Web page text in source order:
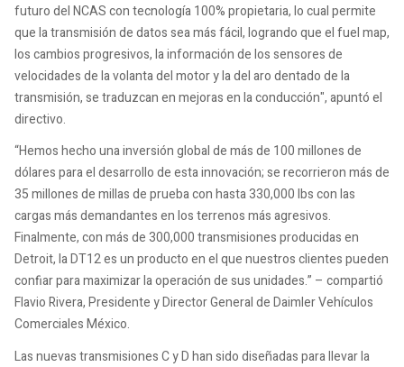
futuro del NCAS con tecnología 100% propietaria, lo cual permite
que la transmisión de datos sea más fácil, logrando que el fuel map,
los cambios progresivos, la información de los sensores de
velocidades de la volanta del motor y la del aro dentado de la
transmisión, se traduzcan en mejoras en la conducción", apuntó el
directivo.
“Hemos hecho una inversión global de más de 100 millones de
dólares para el desarrollo de esta innovación; se recorrieron más de
35 millones de millas de prueba con hasta 330,000 lbs con las
cargas más demandantes en los terrenos más agresivos.
Finalmente, con más de 300,000 transmisiones producidas en
Detroit, la DT12 es un producto en el que nuestros clientes pueden
confiar para maximizar la operación de sus unidades.” – compartió
Flavio Rivera, Presidente y Director General de Daimler Vehículos
Comerciales México.
Las nuevas transmisiones C y D han sido diseñadas para llevar la